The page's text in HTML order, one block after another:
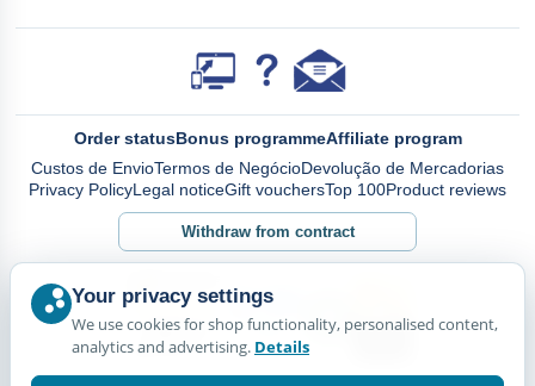
Order statusBonus programmeAffiliate program
Custos de EnvioTermos de NegócioDevolução de Mercadorias
Privacy PolicyLegal noticeGift vouchersTop 100Product reviews
Withdraw from contract
Your privacy settings
We use cookies for shop functionality, personalised content,
analytics and advertising. Details